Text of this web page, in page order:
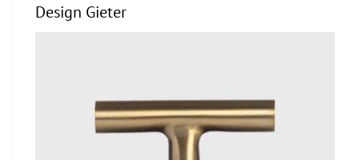
Design Gieter